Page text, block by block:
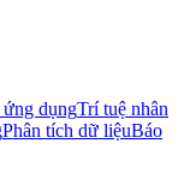
ứng dụngTrí tuệ nhân
Phân tích dữ liệuBáo